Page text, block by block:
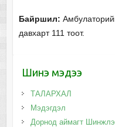
Байршил:
давхарт 111 тоот.
Шинэ мэдээ
ТАЛАРХАЛ
Мэдэгдэл
Дорнод аймагт